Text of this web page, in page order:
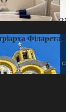
Філарета з